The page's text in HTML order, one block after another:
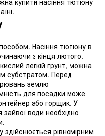
купити насіння тютюну
Насіння тютюну в
з кінця лютого.
легкій грунт, можна
субстратом. Перед
землю
для посадки може
або горщик. У
води необхідно
здійснюється рівномірним